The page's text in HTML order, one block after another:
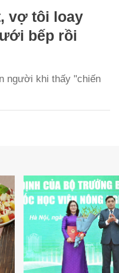
vợ tôi loay
bếp rồi
người khi thấy "chiến